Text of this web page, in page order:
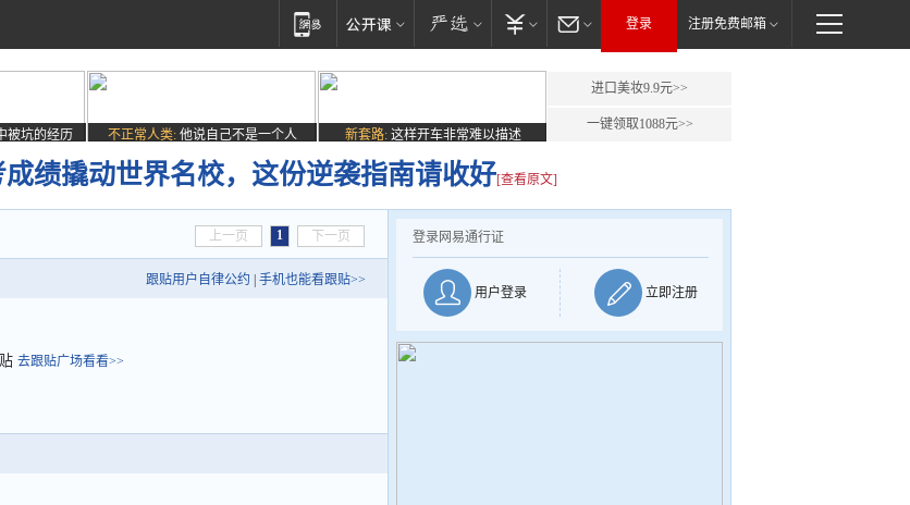
登录 注册免费邮箱
被坑的经历 不正常人类: 他说自己不是一个人 新套路: 这样开车非常难以描述
进口美妆9.9元>>
一键领取1088元>>
绩撬动世界名校，这份逆袭指南请收好[查看原文]
上一页 1 下一页
跟贴用户自律公约 手机也能看跟贴>>
去跟贴广场看看>>
登录网易通行证
用户登录 立即注册